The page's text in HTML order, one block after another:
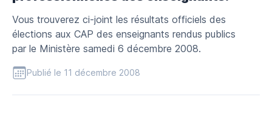
Vous trouverez ci-joint les résultats officiels des
élections aux CAP des enseignants rendus publics
par le Ministère samedi 6 décembre 2008.
Publié le 11 décembre 2008